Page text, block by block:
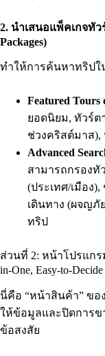
2. นำเสนอแพ็คเกจทัว
Packages)
ทำให้การค้นหาทริปใ
Featured Tours
ยอดนิยม, ทัวร์ต
ช่วงคริสต์มาส),
Advanced
สามารถกรองทั
(ประเทศ/เมือง
เดินทาง (ผจญภั
ทริป
ส่วนที่ 2: หน้าโปรแก
in-One, Easy-to-
นี่คือ “หน้าสินค้า” ข
ให้ข้อมูลและปิดการข
ข้อสงสัย